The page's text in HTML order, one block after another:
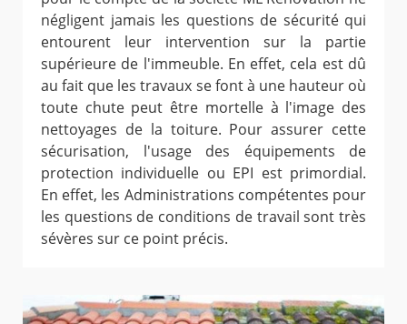
négligent jamais les questions de sécurité qui
entourent leur intervention sur la partie
supérieure de l'immeuble. En effet, cela est dû
au fait que les travaux se font à une hauteur où
toute chute peut être mortelle à l'image des
nettoyages de la toiture. Pour assurer cette
sécurisation, l'usage des équipements de
protection individuelle ou EPI est primordial.
En effet, les Administrations compétentes pour
les questions de conditions de travail sont très
sévères sur ce point précis.